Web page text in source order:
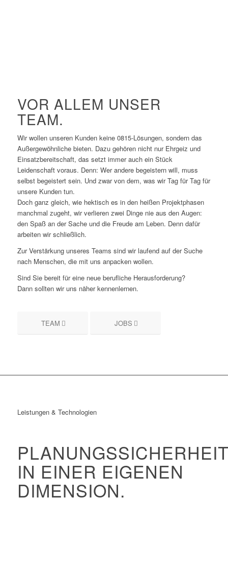
VOR ALLEM UNSER
TEAM.
Wir wollen unseren Kunden keine 0815-Lösungen, sondern das
Außergewöhnliche bieten. Dazu gehören nicht nur Ehrgeiz und
Einsatzbereitschaft, das setzt immer auch ein Stück
Leidenschaft voraus. Denn: Wer andere begeistern will, muss
selbst begeistert sein. Und zwar von dem, was wir Tag für Tag für
unsere Kunden tun.
Doch ganz gleich, wie hektisch es in den heißen Projektphasen
manchmal zugeht, wir verlieren zwei Dinge nie aus den Augen:
den Spaß an der Sache und die Freude am Leben. Denn dafür
arbeiten wir schließlich.
Zur Verstärkung unseres Teams sind wir laufend auf der Suche
nach Menschen, die mit uns anpacken wollen.
Sind Sie bereit für eine neue berufliche Herausforderung?
Dann sollten wir uns näher kennenlernen.
TEAM JOBS
Leistungen & Technologien
IN EINER EIGENEN
DIMENSION.